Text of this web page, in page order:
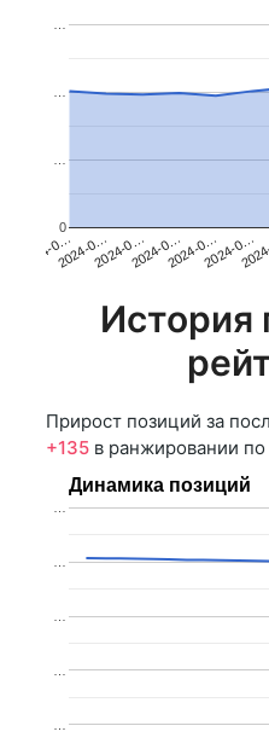
2024-0…2024-0…2024-0…2024-0…2024-0…2024-0…
0
…
…
…
История
Прирост позиций за
+135 в ранжировании
Динамика позиций
…
…